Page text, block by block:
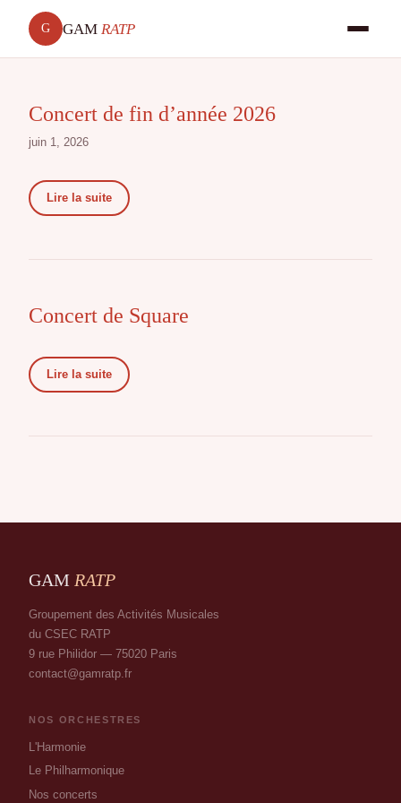
G GAM RATP
Concert de fin d’année 2026
juin 1, 2026
Lire la suite
Concert de Square
Lire la suite
GAM RATP
Groupement des Activités Musicales
du CSEC RATP
9 rue Philidor — 75020 Paris
contact@gamratp.fr
NOS ORCHESTRES
L'Harmonie
Le Philharmonique
Nos concerts